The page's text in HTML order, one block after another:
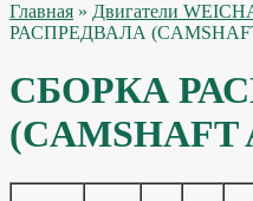
Главная » Двигатели
РАСПРЕДВАЛА
СБОРКА
(CAMSHAFT